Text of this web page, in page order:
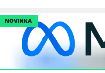
NOVINKA